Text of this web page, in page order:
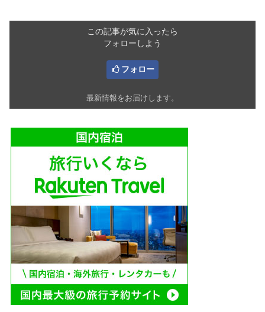
この記事が気に入ったら
フォローしよう
フォロー
最新情報をお届けします。